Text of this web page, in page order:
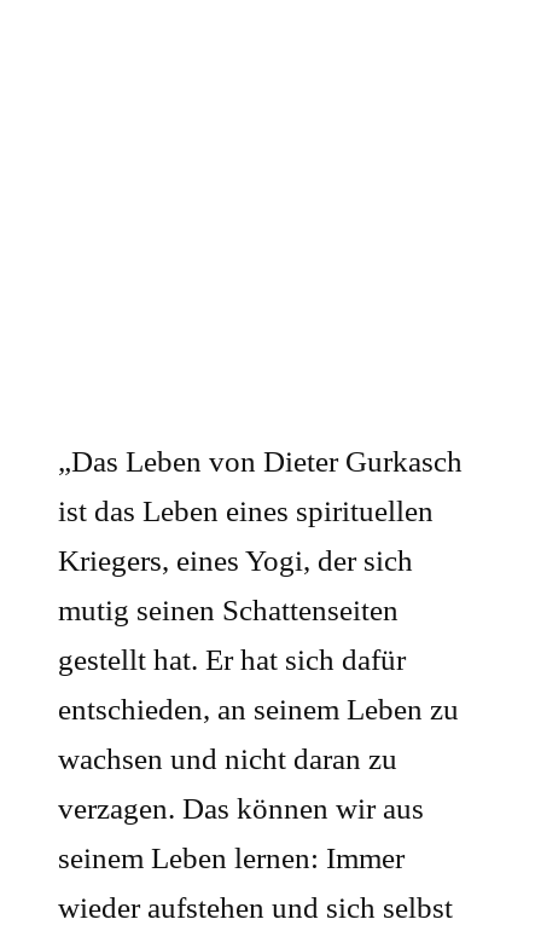
„Das Leben von Dieter Gurkasch
ist das Leben eines spirituellen
Kriegers, eines Yogi, der sich
mutig seinen Schattenseiten
gestellt hat. Er hat sich dafür
entschieden, an seinem Leben zu
wachsen und nicht daran zu
verzagen. Das können wir aus
seinem Leben lernen: Immer
wieder aufstehen und sich selbst